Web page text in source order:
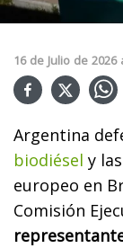
16 de Julio de 2026
Argentina
biodiésel y
europeo en
Comisión